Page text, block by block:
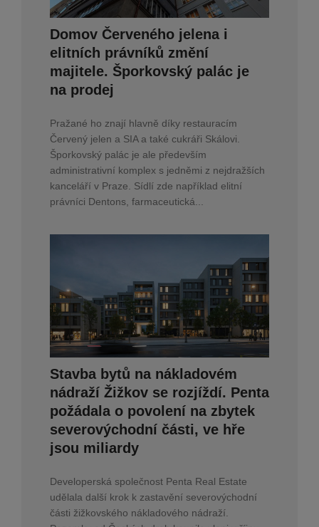
Domov Červeného jelena i
elitních právníků změní
majitele. Šporkovský palác je
na prodej
Pražané ho znají hlavně díky restauracím
Červený jelen a SIA a také cukráři Skálovi.
Šporkovský palác je ale především
administrativní komplex s jedněmi z nejdražších
kanceláří v Praze. Sídlí zde například elitní
právníci Dentons, farmaceutická...
Stavba bytů na nákladovém
nádraží Žižkov se rozjíždí. Penta
požádala o povolení na zbytek
severovýchodní části, ve hře
jsou miliardy
Developerská společnost Penta Real Estate
udělala další krok k zastavění severovýchodní
části žižkovského nákladového nádraží.